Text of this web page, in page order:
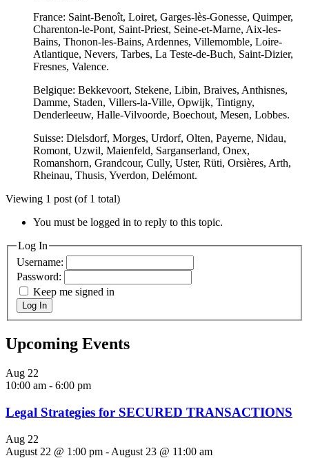
France: Saint-Benoît, Loiret, Garges-lès-Gonesse, Quimper,
Charenton-le-Pont, Saint-Priest, Seine-et-Marne, Aix-les-
Bains, Thonon-les-Bains, Ardennes, Villemomble, Loire-
Atlantique, Nevers, Tarbes, La Teste-de-Buch, Saint-Dizier,
Fresnes, Valence.
Belgique: Bekkevoort, Stekene, Libin, Braives, Anthisnes,
Damme, Staden, Villers-la-Ville, Opwijk, Tintigny,
Denderleeuw, Halle-Vilvoorde, Boechout, Mesen, Lobbes.
Suisse: Dielsdorf, Morges, Urdorf, Olten, Payerne, Nidau,
Romont, Uzwil, Maienfeld, Sarganserland, Onex,
Romanshorn, Grandcour, Cully, Uster, Rüti, Orsières, Arth,
Rheinau, Thusis, Yverdon, Delémont.
Viewing 1 post (of 1 total)
You must be logged in to reply to this topic.
Log In
Username:
Password:
Keep me signed in
Log In
Upcoming Events
Aug 22
10:00 am - 6:00 pm
Legal Strategies for SECURED TRANSACTIONS
Aug 22
August 22 @ 1:00 pm - August 23 @ 11:00 am